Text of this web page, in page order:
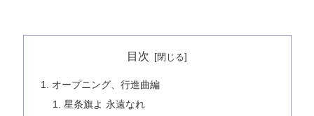
目次
オープニング、行進曲編
星条旗よ 永遠なれ